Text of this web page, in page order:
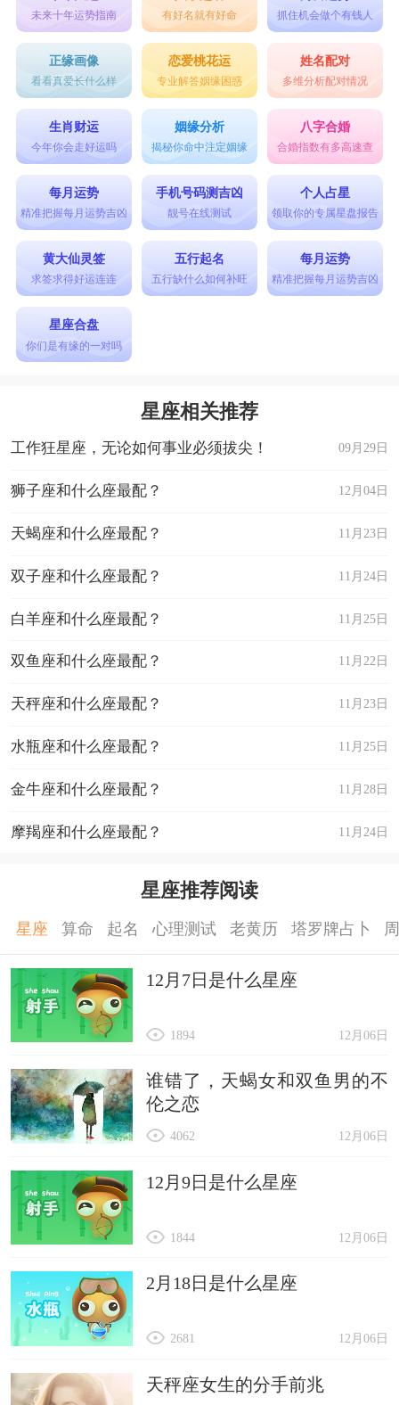
未来十年运势指南 有好名就有好命 抓住机会做个有钱人
正缘画像
看看真爱长什么样
恋爱桃花运
专业解答姻缘困惑
姓名配对
多维分析配对情况
生肖财运
今年你会走好运吗
姻缘分析
揭秘你命中注定姻缘
八字合婚
合婚指数有多高速查
每月运势
精准把握每月运势吉凶
手机号码测吉凶
靓号在线测试
个人占星
领取你的专属星盘报告
黄大仙灵签
求签求得好运连连
五行起名
五行缺什么如何补旺
每月运势
精准把握每月运势吉凶
星座合盘
你们是有缘的一对吗
星座相关推荐
09月29日
工作狂星座，无论如何事业必须拔尖！
12月04日
狮子座和什么座最配？
11月23日
天蝎座和什么座最配？
11月24日
双子座和什么座最配？
11月25日
白羊座和什么座最配？
11月22日
双鱼座和什么座最配？
11月23日
天秤座和什么座最配？
11月25日
水瓶座和什么座最配？
11月28日
金牛座和什么座最配？
11月24日
摩羯座和什么座最配？
星座推荐阅读
星座 算命 起名 心理测试 老黄历 塔罗牌占卜
12月7日是什么星座
12月06日
1894
谁错了，天蝎女和双鱼男的不
伦之恋
12月06日
4062
12月9日是什么星座
12月06日
1844
2月18日是什么星座
12月06日
2681
天秤座女生的分手前兆